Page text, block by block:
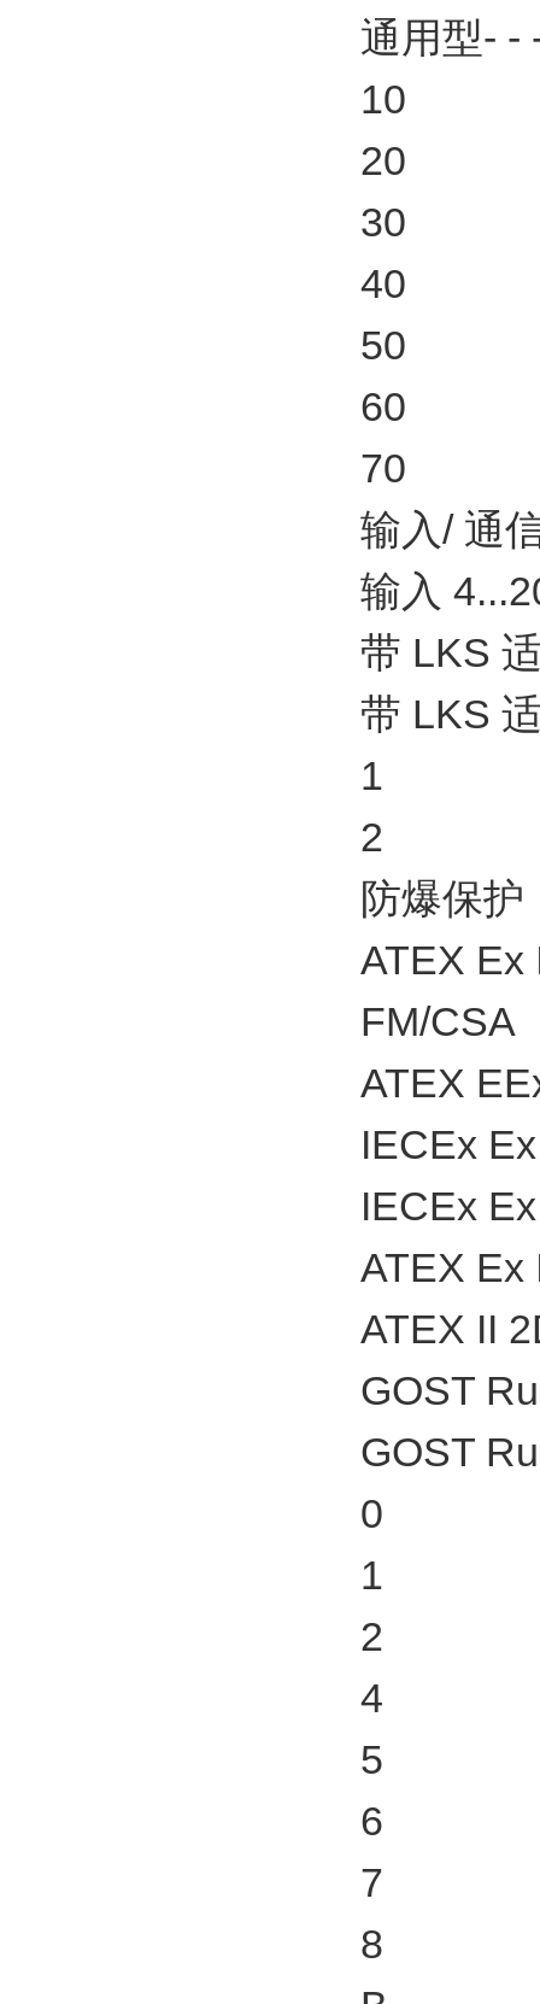
通用型- -
10
20
30
40
50
60
70
输入/ 通
输入
带 LKS
带 LKS
1
2
防爆保护
ATEX Ex
FM/CSA
ATEX
IECEx
IECEx
ATEX Ex
ATEX II
GOST
GOST
0
1
2
4
5
6
7
8